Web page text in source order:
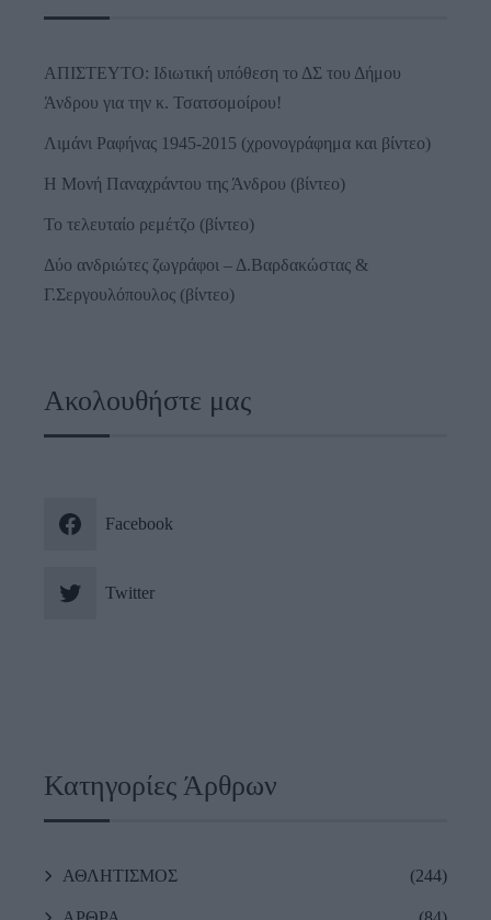
ΑΠΙΣΤΕΥΤΟ: Ιδιωτική υπόθεση το ΔΣ του Δήμου
Άνδρου για την κ. Τσατσομοίρου!
Λιμάνι Ραφήνας 1945-2015 (χρονογράφημα και βίντεο)
Η Μονή Παναχράντου της Άνδρου (βίντεο)
Το τελευταίο ρεμέτζο (βίντεο)
Δύο ανδριώτες ζωγράφοι – Δ.Βαρδακώστας &
Γ.Σεργουλόπουλος (βίντεο)
Ακολουθήστε μας
Facebook
Twitter
Κατηγορίες Άρθρων
ΑΘΛΗΤΙΣΜΟΣ (244)